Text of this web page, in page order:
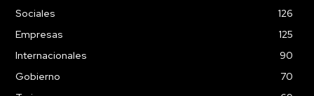
Sociales
126
Empresas
125
Internacionales
90
Gobierno
70